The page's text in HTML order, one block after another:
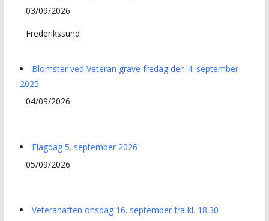
03/09/2026
Frederikssund
Blomster ved Veteran grave fredag den 4. september
2025
04/09/2026
Flagdag 5. september 2026
05/09/2026
Veteranaften onsdag 16. september fra kl. 18.30